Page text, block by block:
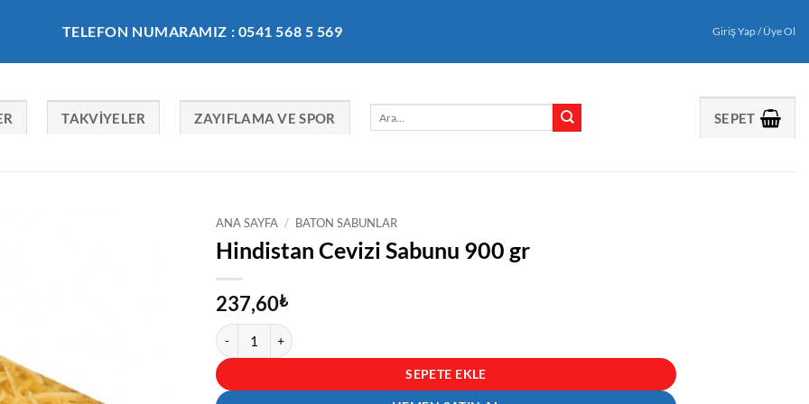
TELEFON NUMARAMIZ : 0541 568 5 569 Giriş Yap / Üye Ol
TAKVIYELER ZAYIFLAMA VE SPOR SEPET
ANA SAYFA / BATON SABUNLAR
Hindistan Cevizi Sabunu 900 gr
237,60₺
Hindistan Cevizi Sabunu 900 gr adet
SEPETE EKLE